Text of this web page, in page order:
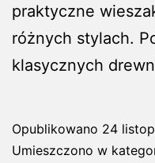
praktyczne
różnych stylach.
klasycznych
Opublikowano 24
Umieszczono w